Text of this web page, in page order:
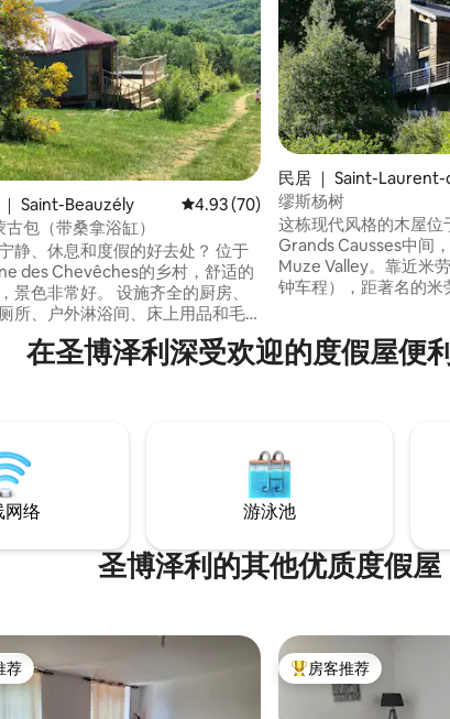
5 分），共 59 条评价
Saint-Beauzély 平均评分 4.93 分（满分 5 分），共
4.93 (70)
包（带桑拿浴缸）
静、休息和度假的好去处？ 位于
des Chevêches的乡村，舒适的
景色非常好。 设施齐全的厨房、
所、户外淋浴间、床上用品和毛
疗设施的露台、躺椅、桌子 蒙古包
。 2人每晚价格
、湖泊……
民居 ｜ Saint-
u
缪斯杨树
这栋现代风格的木屋
Grands Causses中间
Muze Valley。靠近米
钟车程），距著名的
（Pareloup Lakes）。
完美场所，享受野生动
在圣博泽利深受欢迎的度假屋便
网络 游泳池
圣博泽利的其他优质度假屋
荐
荐 热门「房客推荐」
房客推荐